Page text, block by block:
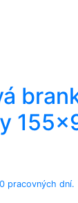
pracovných dní.